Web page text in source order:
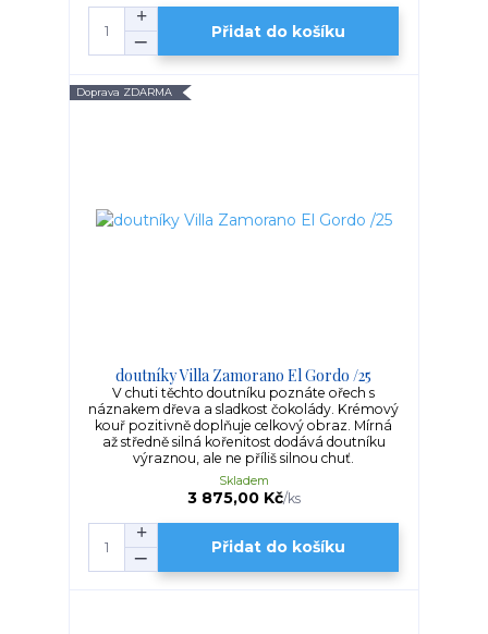
Přidat do košíku
Doprava ZDARMA
doutníky Villa Zamorano El Gordo /25
V chuti těchto doutníku poznáte ořech s
náznakem dřeva a sladkost čokolády. Krémový
kouř pozitivně doplňuje celkový obraz. Mírná
až středně silná kořenitost dodává doutníku
výraznou, ale ne příliš silnou chuť.
3 875,00 Kč/ks
Skladem
Přidat do košíku